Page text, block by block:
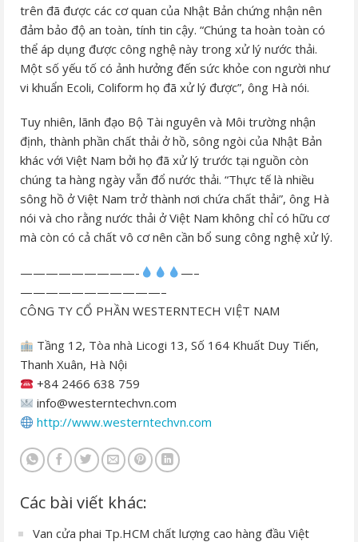
trên đã được các cơ quan của Nhật Bản chứng nhận nên
đảm bảo độ an toàn, tính tin cậy. “Chúng ta hoàn toàn có
thể áp dụng được công nghệ này trong xử lý nước thải.
Một số yếu tố có ảnh hưởng đến sức khỏe con người như
vi khuẩn Ecoli, Coliform họ đã xử lý được”, ông Hà nói.
Tuy nhiên, lãnh đạo Bộ Tài nguyên và Môi trường nhận
định, thành phần chất thải ở hồ, sông ngòi của Nhật Bản
khác với Việt Nam bởi họ đã xử lý trước tại nguồn còn
chúng ta hàng ngày vẫn đổ nước thải. “Thực tế là nhiều
sông hồ ở Việt Nam trở thành nơi chứa chất thải”, ông Hà
nói và cho rằng nước thải ở Việt Nam không chỉ có hữu cơ
mà còn có cả chất vô cơ nên cần bổ sung công nghệ xử lý.
—————————-
—–
———————————–
CÔNG TY CỔ PHẦN WESTERNTECH VIỆT NAM
Tầng 12, Tòa nhà Licogi 13, Số 164 Khuất Duy Tiến,
Thanh Xuân, Hà Nội
+84 2466 638 759
info@westerntechvn.com
http://www.westerntechvn.com
Các bài viết khác:
Van cửa phai Tp.HCM chất lượng cao hàng đầu Việt